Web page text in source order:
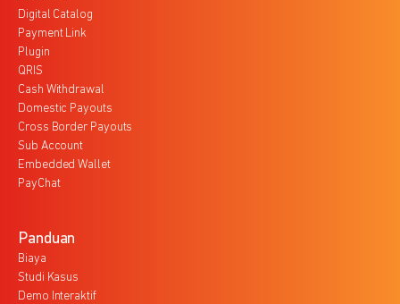
Digital Catalog
Payment Link
Plugin
QRIS
Cash Withdrawal
Domestic Payouts
Cross Border Payouts
Sub Account
Embedded Wallet
PayChat
Panduan
Biaya
Studi Kasus
Demo Interaktif